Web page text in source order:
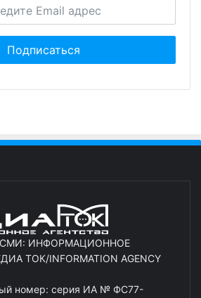
СМИ: ИНФОРМАЦИОННОЕ
ТОК/INFORMATION AGENCY
номер: серия ИА № ФС77-